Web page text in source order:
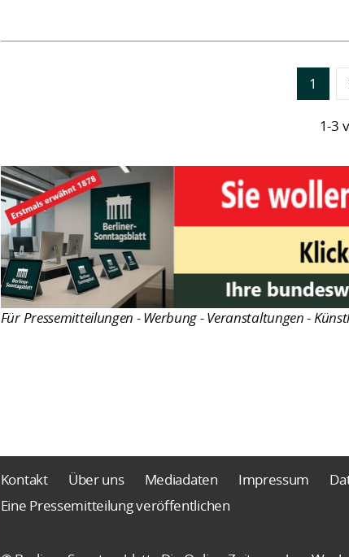
1
1-3
Für Pressemitteilungen - Werbung - Veranstaltungen -
Kontakt Über uns Mediadaten Impressum
Eine Pressemitteilung veröffentlichen